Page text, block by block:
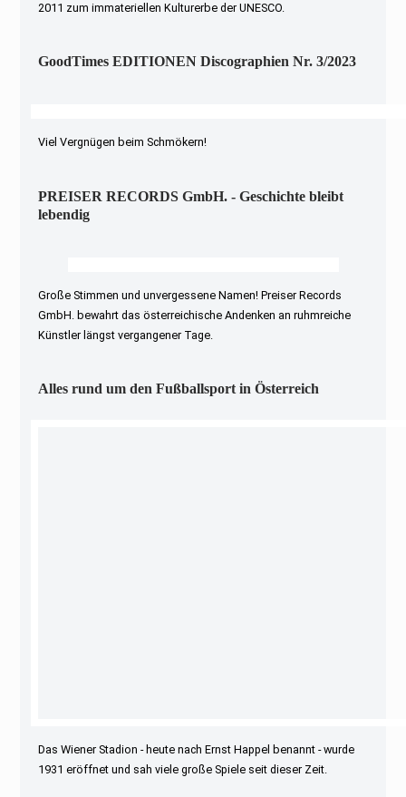
2011 zum immateriellen Kulturerbe der UNESCO.
GoodTimes EDITIONEN Discographien Nr. 3/2023
Viel Vergnügen beim Schmökern!
PREISER RECORDS GmbH. - Geschichte bleibt
lebendig
Große Stimmen und unvergessene Namen! Preiser Records
GmbH. bewahrt das österreichische Andenken an ruhmreiche
Künstler längst vergangener Tage.
Alles rund um den Fußballsport in Österreich
Das Wiener Stadion - heute nach Ernst Happel benannt - wurde
1931 eröffnet und sah viele große Spiele seit dieser Zeit.